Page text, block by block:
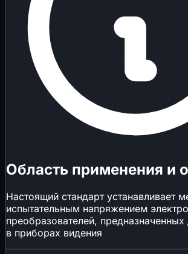
Область применения и
Настоящий стандарт устанавливает
испытательным напряжением
преобразователей,
в приборах видения